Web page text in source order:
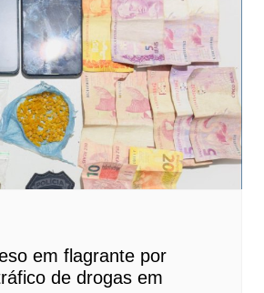
em flagrante por
de drogas em